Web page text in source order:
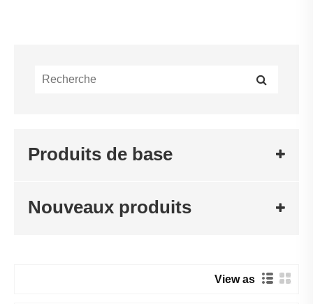
Produits de base
Nouveaux produits
View as